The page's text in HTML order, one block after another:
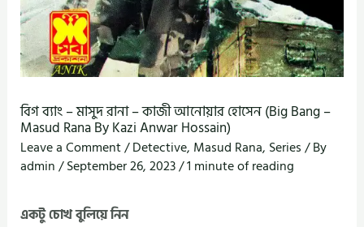
বিগ ব্যাং – মাসুদ রানা – কাজী আনোয়ার হোসেন (Big Bang –
Masud Rana By Kazi Anwar Hossain)
Leave a Comment/Detective, Masud Rana, Series/ By
admin/September 26, 2023/1 minute of reading
একটু চোখ বুলিয়ে নিন